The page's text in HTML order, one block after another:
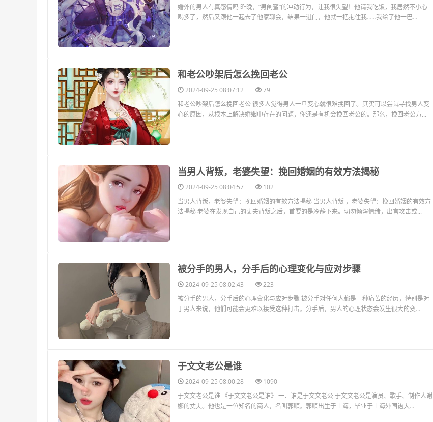
婚外的男人有真感情吗 昨晚，“男闺蜜”的冲动行为，让我很失望！他请我吃饭，我居然不小心
喝多了，然后又跟他一起去了他家聊会，结果一进门，他就一把抱住我……我给了他一巴...
​和老公吵架后怎么挽回老公
2024-09-25 08:07:12
79
和老公吵架后怎么挽回老公 很多人觉得男人一旦变心就很难挽回了。其实可以尝试寻找男人变
心的原因，从根本上解决婚姻中存在的问题，你还是有机会挽回老公的。那么，挽回老公方...
​当男人背叛，老婆失望：挽回婚姻的有效方法揭秘
2024-09-25 08:04:57
102
当男人背叛，老婆失望：挽回婚姻的有效方法揭秘 当男人背叛 ，老婆失望：挽回婚姻的有效方
法揭秘 老婆在发现自己的丈夫背叛之后，首要的是冷静下来。切勿倾泻情绪，出言攻击或...
​被分手的男人，分手后的心理变化与应对步骤
2024-09-25 08:02:43
223
被分手的男人，分手后的心理变化与应对步骤 被分手对任何人都是一种痛苦的经历，特别是对
于男人来说，他们可能会更难以接受这种打击。分手后，男人的心理状态会发生很大的变...
​于文文老公是谁
2024-09-25 08:00:28
1090
于文文老公是谁 《于文文老公是谁》 一、谁是于文文老公 于文文老公是演员、歌手、制作人谢
娜的丈夫。他也是一位知名的商人，名叫郭顺。郭顺出生于上海，毕业于上海外国语大...